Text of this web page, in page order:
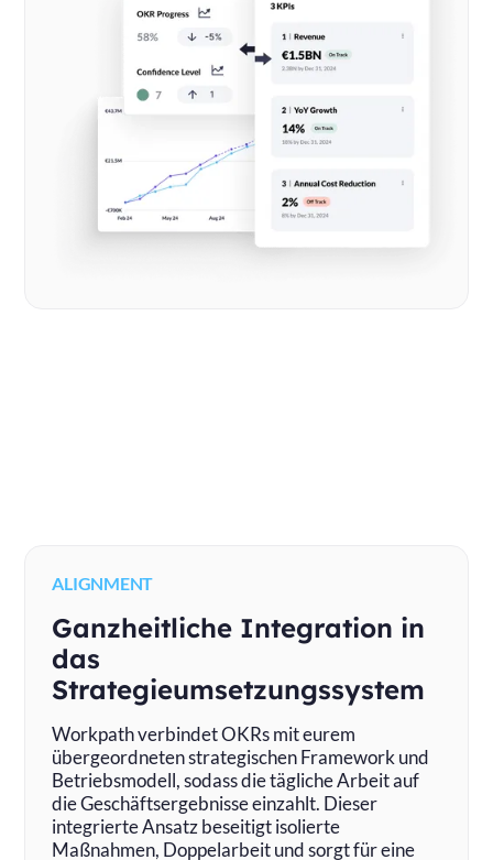
ALIGNMENT
Ganzheitliche Integration in
das
Strategieumsetzungssystem
Workpath verbindet OKRs mit eurem
übergeordneten strategischen Framework und
Betriebsmodell, sodass die tägliche Arbeit auf
die Geschäftsergebnisse einzahlt. Dieser
integrierte Ansatz beseitigt isolierte
Maßnahmen, Doppelarbeit und sorgt für eine